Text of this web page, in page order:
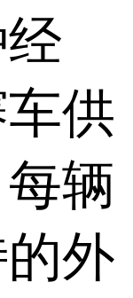
供
辆
外